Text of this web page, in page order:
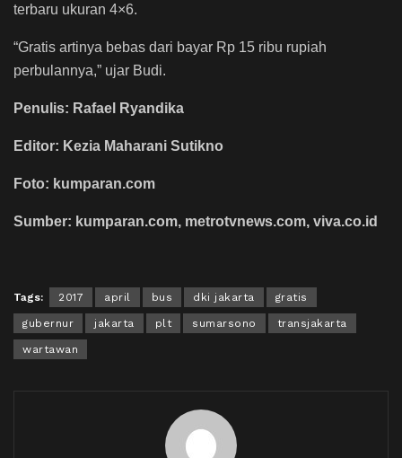
terbaru ukuran 4×6.
“Gratis artinya bebas dari bayar Rp 15 ribu rupiah
perbulannya,” ujar Budi.
Penulis: Rafael Ryandika
Editor: Kezia Maharani Sutikno
Foto: kumparan.com
Sumber: kumparan.com, metrotvnews.com, viva.co.id
Tags: 2017 april bus dki jakarta gratis
gubernur jakarta plt sumarsono transjakarta
wartawan